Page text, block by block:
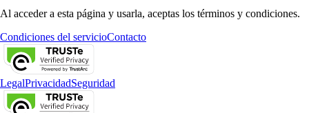
Al acceder a esta página y usarla, aceptas los términos y condiciones.
Condiciones del servicioContacto
LegalPrivacidadSeguridad